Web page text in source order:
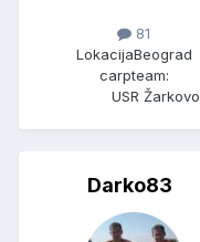
81
LokacijaBeograd
carpteam:
USR Žarkovo
Darko83